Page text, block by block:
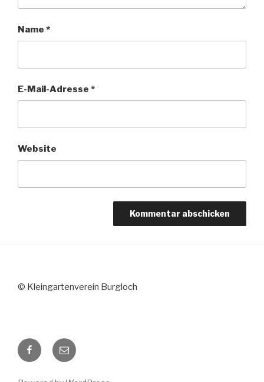
Name *
E-Mail-Adresse *
Website
© Kleingartenverein Burgloch
Facebook
E-
Mail